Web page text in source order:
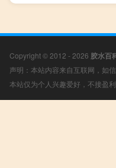
Copyright © 2012 - 2026 胶水百
声明：本站内容来自互联网，如
本站仅为个人兴趣爱好，不接盈